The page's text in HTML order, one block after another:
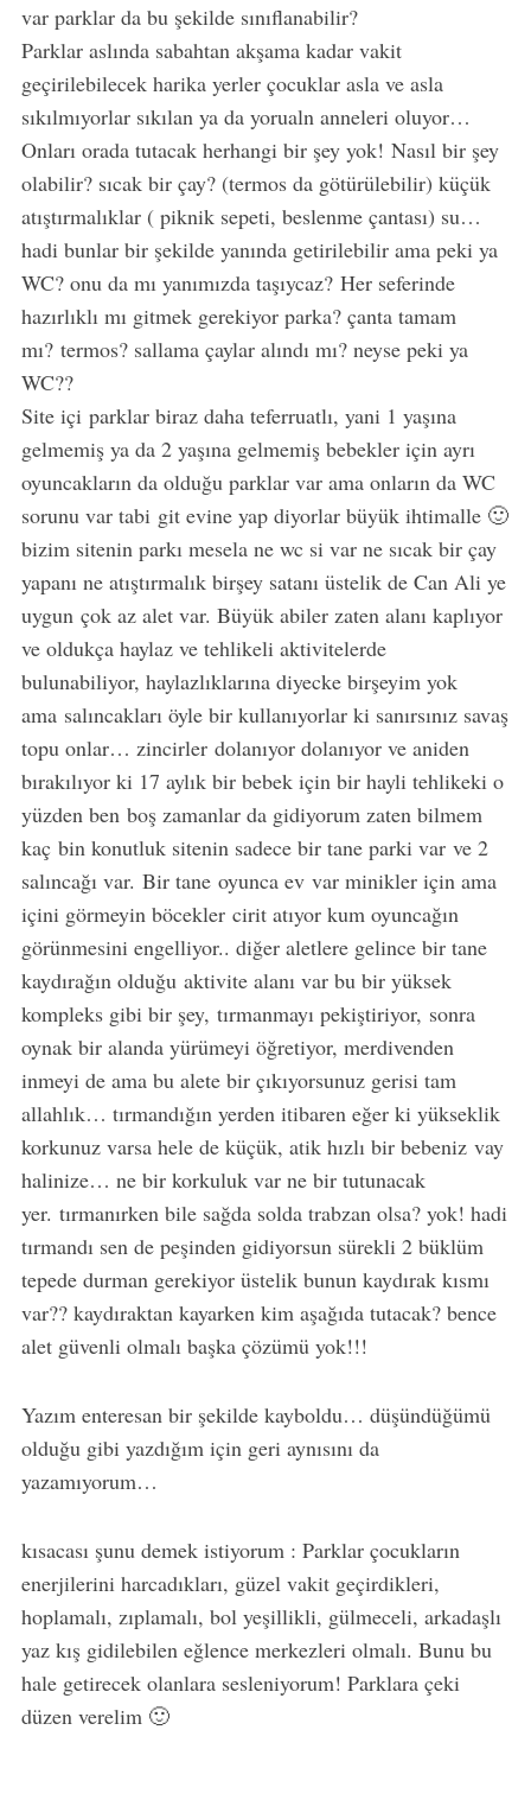
var parklar da bu şekilde sınıflanabilir?
Parklar aslında sabahtan akşama kadar vakit
geçirilebilecek harika yerler çocuklar asla ve asla
sıkılmıyorlar sıkılan ya da yorualn anneleri oluyor…
Onları orada tutacak herhangi bir şey yok! Nasıl bir şey
olabilir? sıcak bir çay? (termos da götürülebilir) küçük
atıştırmalıklar ( piknik sepeti, beslenme çantası) su…
hadi bunlar bir şekilde yanında getirilebilir ama peki ya
WC? onu da mı yanımızda taşıycaz? Her seferinde
hazırlıklı mı gitmek gerekiyor parka? çanta tamam
mı? termos? sallama çaylar alındı mı? neyse peki ya
WC??
Site içi parklar biraz daha teferruatlı, yani 1 yaşına
gelmemiş ya da 2 yaşına gelmemiş bebekler için ayrı
oyuncakların da olduğu parklar var ama onların da WC
sorunu var tabi git evine yap diyorlar büyük ihtimalle 🙂
bizim sitenin parkı mesela ne wc si var ne sıcak bir çay
yapanı ne atıştırmalık birşey satanı üstelik de Can Ali ye
uygun çok az alet var. Büyük abiler zaten alanı kaplıyor
ve oldukça haylaz ve tehlikeli aktivitelerde
bulunabiliyor, haylazlıklarına diyecke birşeyim yok
ama salıncakları öyle bir kullanıyorlar ki sanırsınız savaş
topu onlar… zincirler dolanıyor dolanıyor ve aniden
bırakılıyor ki 17 aylık bir bebek için bir hayli tehlikeki o
yüzden ben boş zamanlar da gidiyorum zaten bilmem
kaç bin konutluk sitenin sadece bir tane parki var ve 2
salıncağı var. Bir tane oyunca ev var minikler için ama
içini görmeyin böcekler cirit atıyor kum oyuncağın
görünmesini engelliyor.. diğer aletlere gelince bir tane
kaydırağın olduğu aktivite alanı var bu bir yüksek
kompleks gibi bir şey, tırmanmayı pekiştiriyor, sonra
oynak bir alanda yürümeyi öğretiyor, merdivenden
inmeyi de ama bu alete bir çıkıyorsunuz gerisi tam
allahlık… tırmandığın yerden itibaren eğer ki yükseklik
korkunuz varsa hele de küçük, atik hızlı bir bebeniz vay
halinize… ne bir korkuluk var ne bir tutunacak
yer. tırmanırken bile sağda solda trabzan olsa? yok! hadi
tırmandı sen de peşinden gidiyorsun sürekli 2 büklüm
tepede durman gerekiyor üstelik bunun kaydırak kısmı
var?? kaydıraktan kayarken kim aşağıda tutacak? bence
alet güvenli olmalı başka çözümü yok!!!
Yazım enteresan bir şekilde kayboldu… düşündüğümü
olduğu gibi yazdığım için geri aynısını da
yazamıyorum…
kısacası şunu demek istiyorum : Parklar çocukların
enerjilerini harcadıkları, güzel vakit geçirdikleri,
hoplamalı, zıplamalı, bol yeşillikli, gülmeceli, arkadaşlı
yaz kış gidilebilen eğlence merkezleri olmalı. Bunu bu
hale getirecek olanlara sesleniyorum! Parklara çeki
düzen verelim 🙂